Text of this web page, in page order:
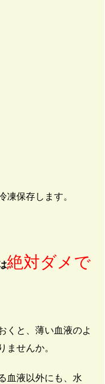
保存します。
絶対ダメで
くと、薄い血液のよ
ませんか。
血液以外にも、水